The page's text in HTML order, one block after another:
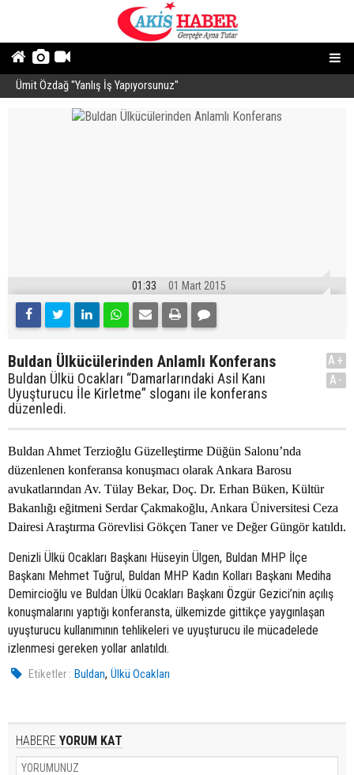
Ümit Özdağ ''Yanlış İş Yapıyorsunuz''
01:33 01 Mart 2015
Buldan Ülkücülerinden Anlamlı Konferans
Buldan Ülkü Ocakları “Damarlarındaki Asil Kanı
Uyuşturucu İle Kirletme” sloganı ile konferans
düzenledi.
A+
A-
Buldan Ahmet Terzioğlu Güzelleştirme Düğün Salonu’nda
düzenlenen konferansa konuşmacı olarak Ankara Barosu
avukatlarından Av. Tülay Bekar, Doç. Dr. Erhan Büken, Kültür
Bakanlığı eğitmeni Serdar Çakmakoğlu, Ankara Üniversitesi Ceza
Dairesi Araştırma Görevlisi Gökçen Taner ve Değer Güngör katıldı.
Denizli Ülkü Ocakları Başkanı Hüseyin Ülgen, Buldan MHP İlçe
Başkanı Mehmet Tuğrul, Buldan MHP Kadın Kolları Başkanı Mediha
Demircioğlu ve Buldan Ülkü Ocakları Başkanı Özgür Gezici’nin açılış
konuşmalarını yaptığı konferansta, ülkemizde gittikçe yaygınlaşan
uyuşturucu kullanımının tehlikeleri ve uyuşturucu ile mücadelede
izlenmesi gereken yollar anlatıldı.
Etiketler : Buldan,Ülkü Ocakları
HABERE YORUM KAT